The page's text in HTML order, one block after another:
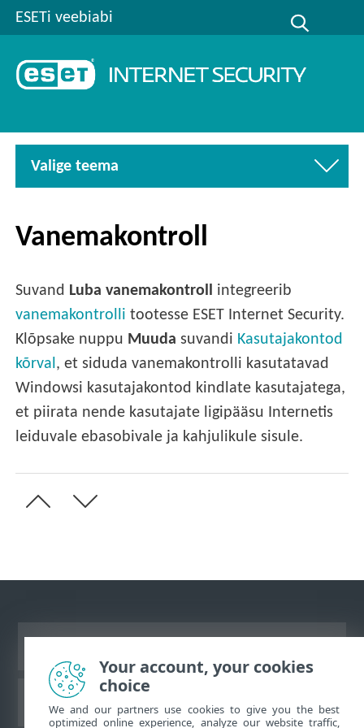
ESETi veebiabi
Valige teema
Vanemakontroll
Suvand Luba vanemakontroll integreerib
vanemakontrolli tootesse ESET Internet Security.
Klõpsake nuppu Muuda suvandi Kasutajakontod
kõrval, et siduda vanemakontrolli kasutatavad
Windowsi kasutajakontod kindlate kasutajatega,
et piirata nende kasutajate ligipääsu Internetis
leiduvale ebasobivale ja kahjulikule sisule.
ESET teadmistebaas
Your account, your cookies
choice
We and our partners use cookies to give you the best
optimized online experience, analyze our website traffic,